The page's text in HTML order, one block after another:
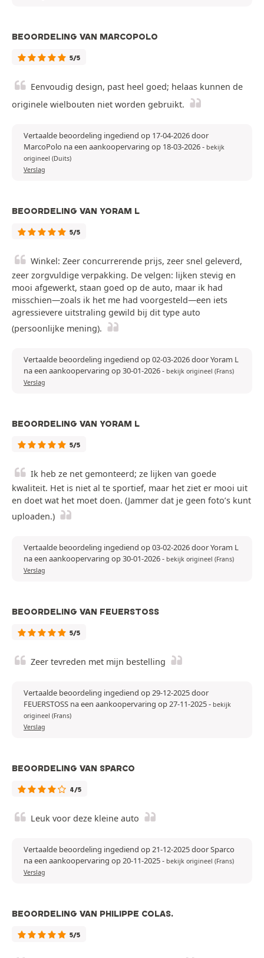
BEOORDELING VAN MARCOPOLO
5/5
Eenvoudig design, past heel goed; helaas kunnen de
originele wielbouten niet worden gebruikt.
Vertaalde beoordeling ingediend op 17-04-2026 door
MarcoPolo na een aankoopervaring op 18-03-2026- bekijk
origineel (Duits)
Verslag
BEOORDELING VAN YORAM L
5/5
Winkel: Zeer concurrerende prijs, zeer snel geleverd,
zeer zorgvuldige verpakking. De velgen: lijken stevig en
mooi afgewerkt, staan goed op de auto, maar ik had
misschien—zoals ik het me had voorgesteld—een iets
agressievere uitstraling gewild bij dit type auto
(persoonlijke mening).
Vertaalde beoordeling ingediend op 02-03-2026 door Yoram L
na een aankoopervaring op 30-01-2026- bekijk origineel (Frans)
Verslag
BEOORDELING VAN YORAM L
5/5
Ik heb ze net gemonteerd; ze lijken van goede
kwaliteit. Het is niet al te sportief, maar het ziet er mooi uit
en doet wat het moet doen. (Jammer dat je geen foto’s kunt
uploaden.)
Vertaalde beoordeling ingediend op 03-02-2026 door Yoram L
na een aankoopervaring op 30-01-2026- bekijk origineel (Frans)
Verslag
BEOORDELING VAN FEUERSTOSS
5/5
Zeer tevreden met mijn bestelling
Vertaalde beoordeling ingediend op 29-12-2025 door
FEUERSTOSS na een aankoopervaring op 27-11-2025- bekijk
origineel (Frans)
Verslag
BEOORDELING VAN SPARCO
4/5
Leuk voor deze kleine auto
Vertaalde beoordeling ingediend op 21-12-2025 door Sparco
na een aankoopervaring op 20-11-2025- bekijk origineel (Frans)
Verslag
BEOORDELING VAN PHILIPPE COLAS.
5/5